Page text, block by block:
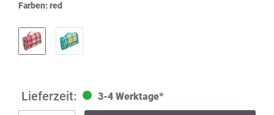
Farben:red
3-4 Werktage*